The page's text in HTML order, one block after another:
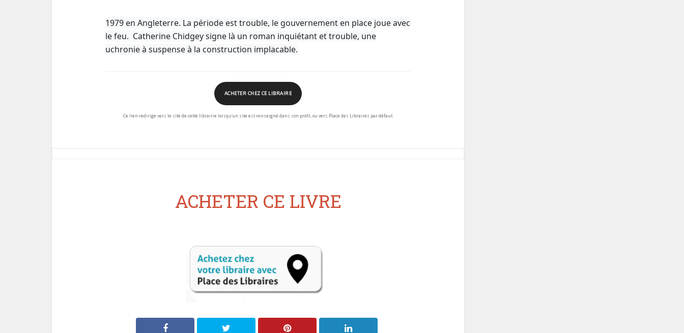
1979 en Angleterre. La période est trouble, le gouvernement en place joue avec
le feu. Catherine Chidgey signe là un roman inquiétant et trouble, une
uchronie à suspense à la construction implacable.
ACHETER CHEZ CE LIBRAIRE
Ce lien redirige vers le site de cette librairie lorsqu’un site est renseigné dans son profil, ou vers Place des Libraires par défaut.
ACHETER CE LIVRE